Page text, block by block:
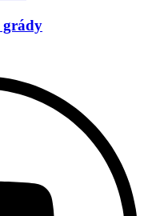
grády